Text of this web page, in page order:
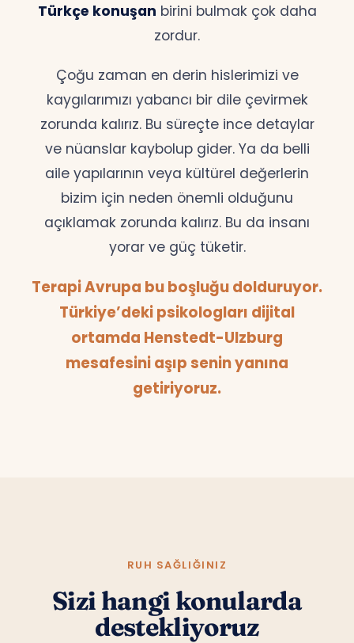
Türkçe konuşan birini bulmak çok daha
zordur.
Çoğu zaman en derin hislerimizi ve
kaygılarımızı yabancı bir dile çevirmek
zorunda kalırız. Bu süreçte ince detaylar
ve nüanslar kaybolup gider. Ya da belli
aile yapılarının veya kültürel değerlerin
bizim için neden önemli olduğunu
açıklamak zorunda kalırız. Bu da insanı
yorar ve güç tüketir.
Terapi Avrupa bu boşluğu dolduruyor.
Türkiye’deki psikologları dijital
ortamda Henstedt-Ulzburg
mesafesini aşıp senin yanına
getiriyoruz.
RUH SAĞLIĞINIZ
Sizi hangi konularda
destekliyoruz